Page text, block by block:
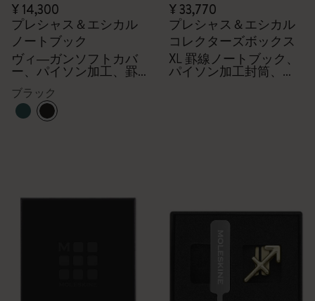
¥ 14,300
プレシャス＆エシカル
ノートブック
ヴィ―ガンソフトカバ
ー、パイソン加工、罫
線
ブラック
¥ 33,770
プレシャス＆エシカル
コレクターズボックス
XL 罫線ノートブック、
パイソン加工封筒、